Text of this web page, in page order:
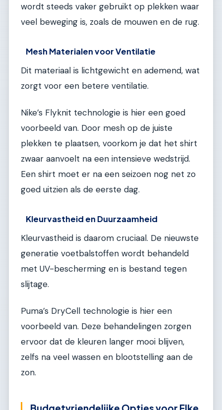
wordt steeds vaker gebruikt op plekken waar
veel beweging is, zoals de mouwen en de rug.
Mesh Materialen voor Ventilatie
Dit materiaal is lichtgewicht en ademend, wat
zorgt voor een betere ventilatie.
Nike’s Flyknit technologie is hier een goed
voorbeeld van. Door mesh op de juiste
plekken te plaatsen, voorkom je dat het shirt
zwaar aanvoelt na een intensieve wedstrijd.
Een shirt moet er na een seizoen nog net zo
goed uitzien als de eerste dag.
Kleurvastheid en Duurzaamheid
Kleurvastheid is daarom cruciaal. De nieuwste
generatie voetbalstoffen wordt behandeld
met UV-bescherming en is bestand tegen
slijtage.
Puma’s DryCell technologie is hier een
voorbeeld van. Deze behandelingen zorgen
ervoor dat de kleuren langer mooi blijven,
zelfs na veel wassen en blootstelling aan de
zon.